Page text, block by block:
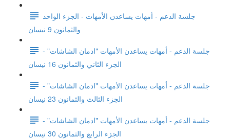
جلسة الدعم - أمهات يساعدن الأمهات - الجزء الواحد
والثمانون 9 نيسان
جلسة الدعم - أمهات يساعدن الأمهات "ادمان الشاشات" -
الجزء الثاني والثمانون 16 نيسان
جلسة الدعم - أمهات يساعدن الأمهات "ادمان الشاشات" -
الجزء الثالث والثمانون 23 نيسان
جلسة الدعم - أمهات يساعدن الأمهات "ادمان الشاشات" -
الجزء الرابع والثمانون 30 نيسان